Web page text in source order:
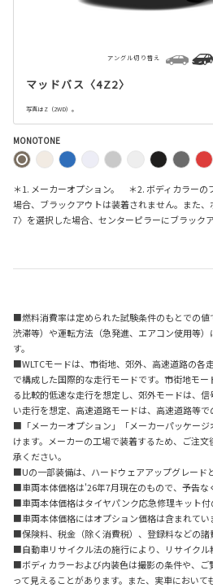
マッドバス〈4Z2〉
写真はZ（2WD）。
アングル切り替え
MONOTONE
＊1. メーカーオプション。 ＊2. ボディカラーの
場合、ブラックアウトは装着されません。また
7〉を選択した場合、センターピラーにブラック
■燃料消費率は定められた試験条件のもとでの値
渋滞等）や運転方法（急発進、エアコン使用等
す。
■WLTCモードは、市街地、郊外、高速道路の各
で構成した国際的な走行モードです。市街地モ
る比較的低速な走行を想定し、郊外モードは、
い走行を想定、高速道路モードは、高速道路等で
■「メーカーオプション」「メーカーパッケー
けます。メーカーの工場で装着するため、ご注
承ください。
■Uの一部装備は、ハードウェアアップグレード
■車両本体価格は'26年7月現在のもので、予告な
■車両本体価格はタイヤパンク応急修理キット付
■車両本体価格にはオプション価格は含まれてい
■保険料、税金（除く消費税）、登録料などの諸
■自動車リサイクル法の施行により、リサイクル
■ボディカラーおよび内装色は撮影の条件や、ご
って見えることがあります。また、実車におい